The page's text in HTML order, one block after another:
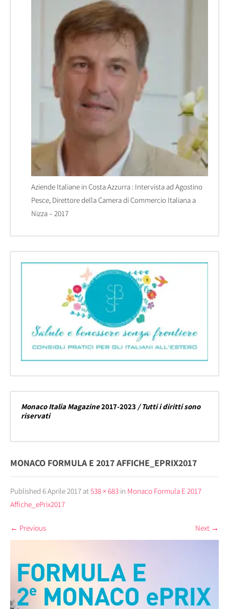
Aziende Italiane in Costa Azzurra : Intervista ad Agostino
Pesce, Direttore della Camera di Commercio Italiana a
Nizza – 2017
Monaco Italia Magazine2017-2023 / Tutti i diritti sono
riservati
MONACO FORMULA E 2017 AFFICHE_EPRIX2017
Published 6 Aprile 2017 at538 × 683 in Monaco Formula E 2017
Affiche_ePrix2017
← Previous Next →